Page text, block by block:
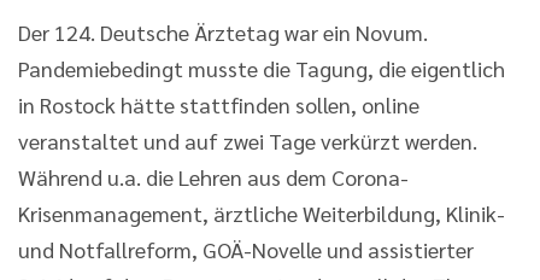
Der 124. Deutsche Ärztetag war ein Novum.
Pandemiebedingt musste die Tagung, die eigentlich
in Rostock hätte stattfinden sollen, online
veranstaltet und auf zwei Tage verkürzt werden.
Während u.a. die Lehren aus dem Corona-
Krisenmanagement, ärztliche Weiterbildung, Klinik-
und Notfallreform, GOÄ-Novelle und assistierter